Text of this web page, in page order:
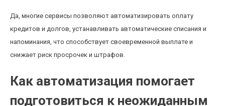
Да, многие сервисы позволяют автоматизировать оплату
кредитов и долгов, устанавливать автоматические списания и
напоминания, что способствует своевременной выплате и
снижает риск просрочек и штрафов.
Как автоматизация помогает
подготовиться к неожиданным